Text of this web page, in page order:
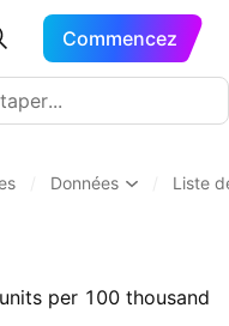
Commencez
Données Liste
per 100 thousand